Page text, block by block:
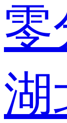
零
湖